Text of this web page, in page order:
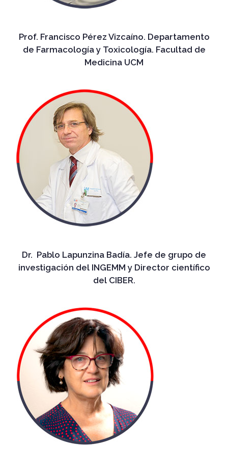
Prof. Francisco Pérez Vizcaíno. Departamento
de Farmacología y Toxicología. Facultad de
Medicina UCM
Dr. Pablo Lapunzina Badía. Jefe de grupo de
investigación del INGEMM y Director científico
del CIBER.